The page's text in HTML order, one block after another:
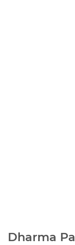
Dharma